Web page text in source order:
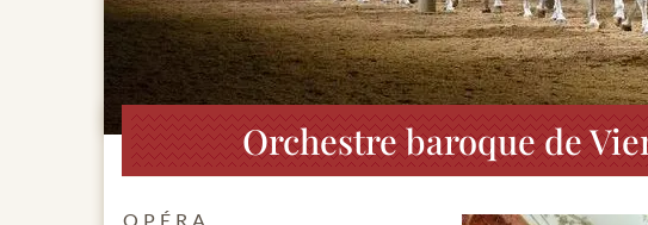
Orchestre baroque de
OPÉRA